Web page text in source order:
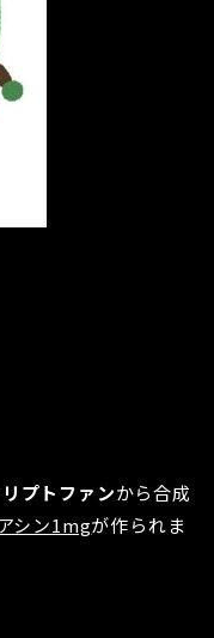
リプトファンから合成
シン1mgが作られま